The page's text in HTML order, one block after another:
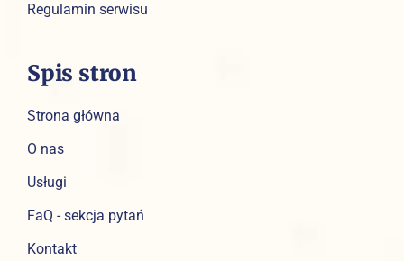
Regulamin serwisu
Spis stron
Strona główna
O nas
Usługi
FaQ - sekcja pytań
Kontakt